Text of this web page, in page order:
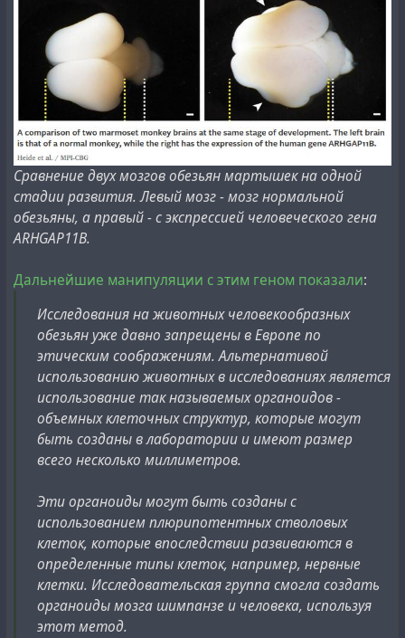
Сравнение двух мозгов обезьян мартышек на одной
стадии развития. Левый мозг - мозг нормальной
обезьяны, а правый - с экспрессией человеческого гена
ARHGAP11B.
Дальнейшие манипуляции с этим геном показали:
Исследования на животных человекообразных
обезьян уже давно запрещены в Европе по
этическим соображениям. Альтернативой
использованию животных в исследованиях является
использование так называемых органоидов -
объемных клеточных структур, которые могут
быть созданы в лаборатории и имеют размер
всего несколько миллиметров.
Эти органоиды могут быть созданы с
использованием плюрипотентных стволовых
клеток, которые впоследствии развиваются в
определенные типы клеток, например, нервные
клетки. Исследовательская группа смогла создать
органоиды мозга шимпанзе и человека, используя
этот метод.